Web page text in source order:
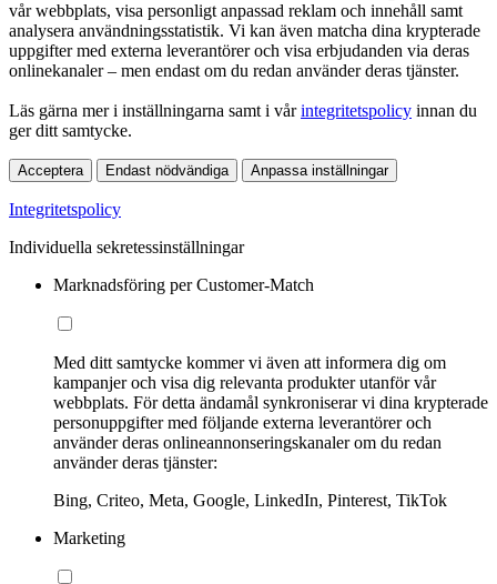
vår webbplats, visa personligt anpassad reklam och innehåll samt
analysera användningsstatistik. Vi kan även matcha dina krypterade
uppgifter med externa leverantörer och visa erbjudanden via deras
onlinekanaler – men endast om du redan använder deras tjänster.
Läs gärna mer i inställningarna samt i vårintegritetspolicy innan du
ger ditt samtycke.
Acceptera Endast nödvändiga Anpassa inställningar
Integritetspolicy
Individuella sekretessinställningar
Marknadsföring per Customer-Match
Med ditt samtycke kommer vi även att informera dig om
kampanjer och visa dig relevanta produkter utanför vår
webbplats. För detta ändamål synkroniserar vi dina krypterade
personuppgifter med följande externa leverantörer och
använder deras onlineannonseringskanaler om du redan
använder deras tjänster:
Bing, Criteo, Meta, Google, LinkedIn, Pinterest, TikTok
Marketing